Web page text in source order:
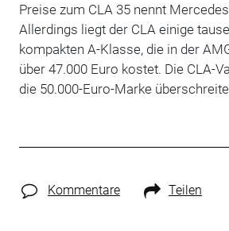
Preise zum CLA 35 nennt
Allerdings liegt der CLA einige
kompakten A-Klasse, die in der
über 47.000 Euro kostet. Die CLA-
die 50.000-Euro-Marke
Kommentare Teilen